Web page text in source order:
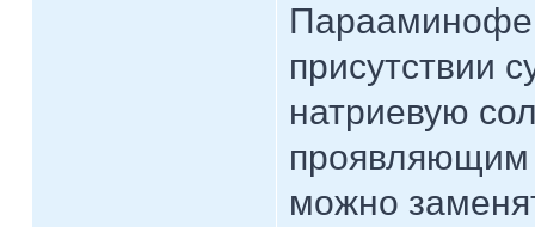
присутствии
натриевую
проявляющим
можно